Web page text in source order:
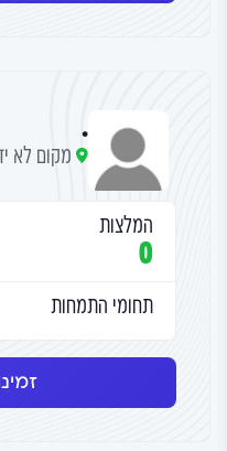
.
מקום לא
המלצות
0
תחומי התמחות